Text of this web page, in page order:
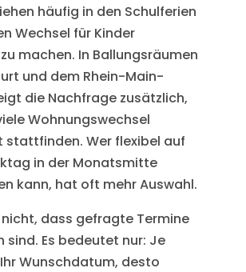
häufig in den Schulferien
Wechsel für Kinder
machen. In Ballungsräumen
und dem Rhein-Main-
die Nachfrage zusätzlich,
Wohnungswechsel
stattfinden. Wer flexibel auf
in der Monatsmitte
kann, hat oft mehr Auswahl.
dass gefragte Termine
sind. Es bedeutet nur: Je
Wunschdatum, desto